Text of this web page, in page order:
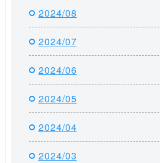
2024/08
2024/07
2024/06
2024/05
2024/04
2024/03